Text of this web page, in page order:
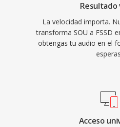
Resultado
La velocidad importa.
transforma SOU a FSSD
obtengas tu audio en el
Acceso